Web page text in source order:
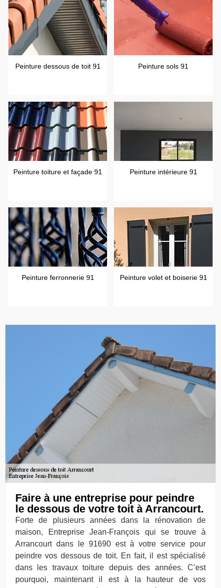
Peinture dessous de toit 91 Peinture sols 91
Peinture toiture et façade 91 Peinture intérieure 91
Peinture ferronnerie 91 Peinture volet et boiserie 91
Faire à une entreprise pour peindre
le dessous de votre toit à Arrancourt.
Forte de plusieurs années dans la rénovation de
maison, Entreprise Jean-François qui se trouve à
Arrancourt dans le 91690 est à votre service pour
peindre vos dessous de toit. En fait, il est spécialisé
dans les travaux toiture depuis des années. C’est
pourquoi, maintenant il est à la hauteur de vos